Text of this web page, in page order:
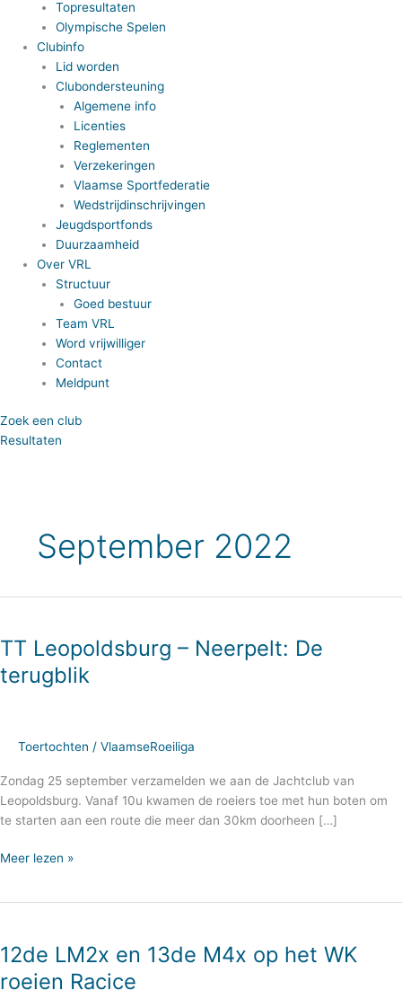
Topresultaten
Olympische Spelen
Clubinfo
Lid worden
Clubondersteuning
Algemene info
Licenties
Reglementen
Verzekeringen
Vlaamse Sportfederatie
Wedstrijdinschrijvingen
Jeugdsportfonds
Duurzaamheid
Over VRL
Structuur
Goed bestuur
Team VRL
Word vrijwilliger
Contact
Meldpunt
Zoek een club
Resultaten
September 2022
TT Leopoldsburg – Neerpelt: De
terugblik
Toertochten / VlaamseRoeiliga
Zondag 25 september verzamelden we aan de Jachtclub van
Leopoldsburg. Vanaf 10u kwamen de roeiers toe met hun boten om
te starten aan een route die meer dan 30km doorheen […]
–
Neerpelt:
De
Meer lezen »
12de LM2x en 13de M4x op het WK
roeien Racice
en
M4x